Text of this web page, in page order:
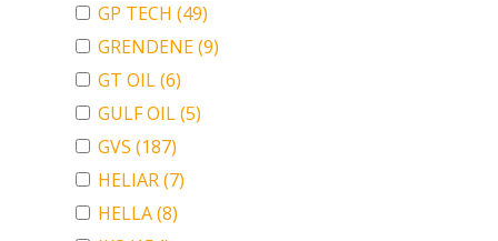
GP TECH (49)
GRENDENE(9)
GT OIL(6)
GULF OIL(5)
GVS (187)
HELIAR(7)
HELLA(8)